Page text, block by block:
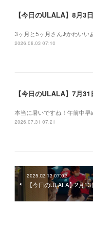
【今日のULALA】8月3日
3ヶ月と5ヶ月さん♪かわいい
2026.08.03 07:10
【今日のULALA】7月31
本当に暑いですね！午前中
2026.07.31 07:21
2025.02.13 07:02
【今日のULALA】2月13